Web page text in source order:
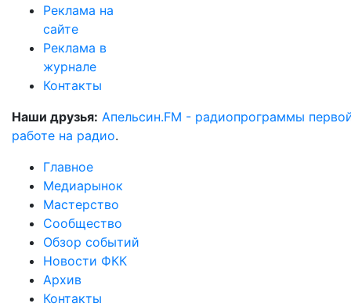
Реклама на
сайте
Реклама в
журнале
Контакты
Наши друзья: Апельсин.FM - радиопрограммы
работе на радио.
Главное
Медиарынок
Мастерство
Сообщество
Обзор событий
Новости ФКК
Архив
Контакты